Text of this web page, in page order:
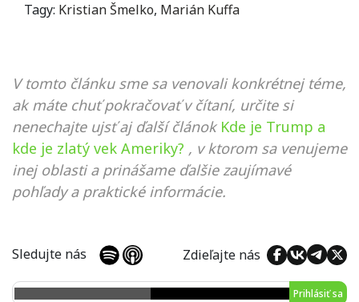
Tagy: Kristian Šmelko, Marián Kuffa
V tomto článku sme sa venovali konkrétnej téme,
ak máte chuť pokračovať v čítaní, určite si
nenechajte ujsť aj ďalší článok Kde je Trump a
kde je zlatý vek Ameriky? , v ktorom sa venujeme
inej oblasti a prinášame ďalšie zaujímavé
pohľady a praktické informácie.
Sledujte nás Zdieľajte nás
Prihlásiť sa